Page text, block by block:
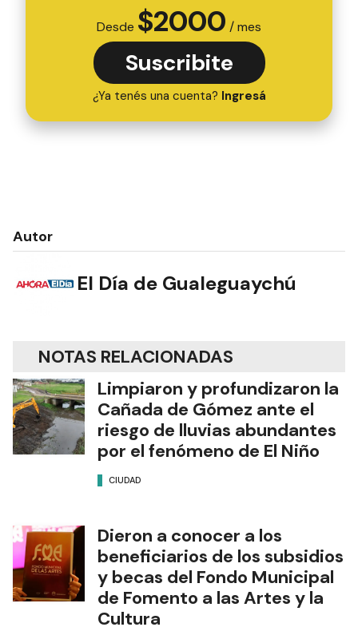
Desde $2000 / mes
Suscribite
¿Ya tenés una cuenta? Ingresá
Autor
El Día de Gualeguaychú
NOTAS RELACIONADAS
Limpiaron y profundizaron la
Cañada de Gómez ante el
riesgo de lluvias abundantes
por el fenómeno de El Niño
CIUDAD
Dieron a conocer a los
beneficiarios de los subsidios
y becas del Fondo Municipal
de Fomento a las Artes y la
Cultura